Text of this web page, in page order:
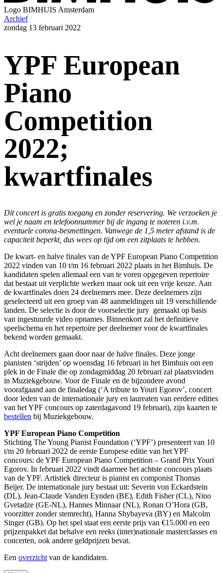
Logo BIMHUIS Amsterdam
Archief
zondag 13 februari 2022
YPF European
Piano
Competition
2022;
kwartfinales
Dit concert is gratis toegang en zonder reservering. We verzoeken je
wel je naam en telefoonnummer bij de ingang te noteren i.v.m.
eventuele corona-besmettingen. Vanwege de 1,5 meter afstand is de
capaciteit beperkt, dus wees op tijd om een zitplaats te hebben.
De kwart- en halve finales van de YPF European Piano Competition
2022 vinden van 10 t/m 16 februari 2022 plaats in het Bimhuis. De
kandidaten spelen allemaal een van te voren opgegeven repertoire
dat bestaat uit verplichte werken maar ook uit een vrije keuze. Aan
de kwartfinales doen 24 deelnemers mee. Deze deelnemers zijn
geselecteerd uit een groep van 48 aanmeldingen uit 19 verschillende
landen. De selectie is door de voorselectie jury gemaakt op basis
van ingestuurde video opnames. Binnenkort zal het definitieve
speelschema en het repertoire per deelnemer voor de kwartfinales
bekend worden gemaakt.
Acht deelnemers gaan door naar de halve finales. Deze jonge
pianisten ‘strijden’ op woensdag 16 februari in het Bimhuis om een
plek in de Finale die op zondagmiddag 20 februari zal plaatsvinden
in Muziekgebouw. Voor de Finale en de bijzondere avond
voorafgaand aan de finaledag (‘A tribute to Youri Egorov’, concert
door leden van de internationale jury en laureaten van eerdere edities
van het YPF concours op zaterdagavond 19 februari), zijn kaarten te
bestellen bij Muziekgebouw.
YPF European Piano Competition
Stichting The Young Pianist Foundation (‘YPF’) presenteert van 10
t/m 20 februari 2022 de eerste Europese editie van het YPF
concours: de YPF European Piano Competition – Grand Prix Youri
Egorov. In februari 2022 vindt daarmee het achtste concours plaats
van de YPF. Artistiek directeur is pianist en componist Thomas
Beijer. De internationale jury bestaat uit: Severin von Eckardstein
(DL), Jean-Claude Vanden Eynden (BE), Edith Fisher (CL), Nino
Gvetadze (GE-NL), Hannes Minnaar (NL), Ronan O’Hora (GB,
voorzitter zonder stemrecht), Hanna Shybayeva (BY) en Malcolm
Singer (GB). Op het spel staat een eerste prijs van €15.000 en een
prijzenpakket dat behalve een reeks (inter)nationale masterclasses en
concerten, ook andere geldprijzen bevat.
Een overzicht van de kandidaten.